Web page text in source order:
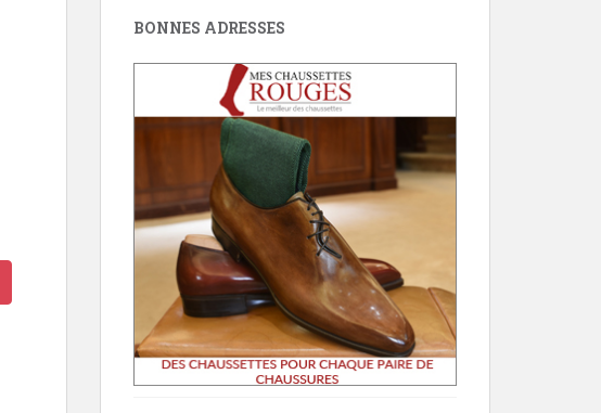
BONNES ADRESSES